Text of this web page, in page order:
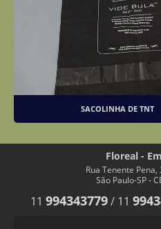
SACOLINHA DE TNT
Floreal -
Rua Tenente
São Paulo-SP -
11 994343779/ 11